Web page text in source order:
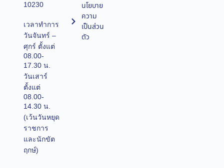
10230
เวลาทำการ
วันจันทร์ –
ศุกร์ ตั้งแต่
08.00-
17.30 น.
วันเสาร์
ตั้งแต่
08.00-
14.30 น.
(เว้นวันหยุด
ราชการ
และนักขัต
ฤกษ์)
นโยบาย
ความ
เป็นส่วน
ตัว